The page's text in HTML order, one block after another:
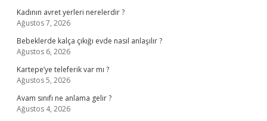
Kadının avret yerleri nerelerdir ?
Ağustos 7, 2026
Bebeklerde kalça çıkığı evde nasıl anlaşılır ?
Ağustos 6, 2026
Kartepe’ye teleferik var mı ?
Ağustos 5, 2026
Avam sınıfı ne anlama gelir ?
Ağustos 4, 2026